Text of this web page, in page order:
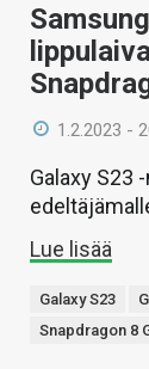
1.2.2023 -
Galaxy S23
Lue lisää
Galaxy S23
Snapdragon 8